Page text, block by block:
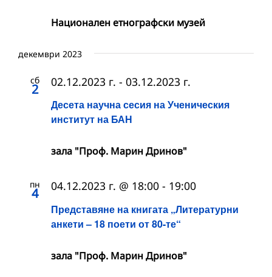
Националeн етнографски музей
декември 2023
сб
2
Десета научна сесия на Ученическия
институт на БАН
02.12.2023 г. - 03.12.2023 г.
зала "Проф. Марин Дринов"
пн
4
Представяне на книгата „Литературни
анкети – 18 поети от 80-те“
04.12.2023 г. @ 18:00 - 19:00
зала "Проф. Марин Дринов"